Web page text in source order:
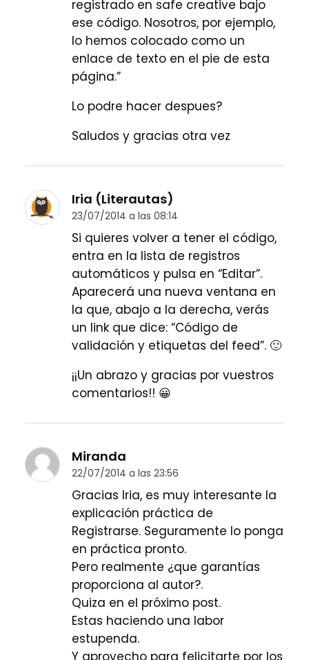
registrado en safe creative bajo
ese código. Nosotros, por ejemplo,
lo hemos colocado como un
enlace de texto en el pie de esta
página.”
Lo podre hacer despues?
Saludos y gracias otra vez
Iria (Literautas)
23/07/2014 a las 08:14
Si quieres volver a tener el código,
entra en la lista de registros
automáticos y pulsa en “Editar”.
Aparecerá una nueva ventana en
la que, abajo a la derecha, verás
un link que dice: “Código de
validación y etiquetas del feed”. 🙂
¡¡Un abrazo y gracias por vuestros
comentarios!! 😀
Miranda
22/07/2014 a las 23:56
Gracias Iria, es muy interesante la
explicación práctica de
Registrarse. Seguramente lo ponga
en práctica pronto.
Pero realmente ¿que garantías
proporciona al autor?.
Quiza en el próximo post.
Estas haciendo una labor
estupenda.